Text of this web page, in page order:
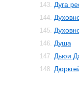
143. Дуга
144.
145.
146. Душа
147. Дьюи
148.